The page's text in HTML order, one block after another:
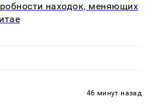
находок, меняющих
46 минут назад